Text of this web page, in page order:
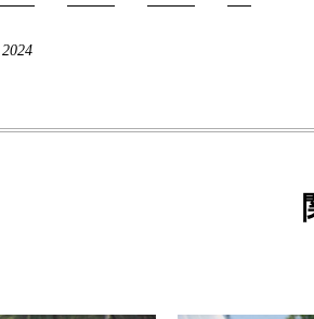
,2024